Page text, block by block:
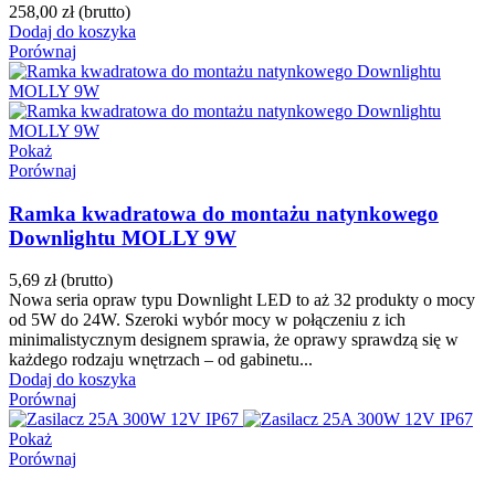
258,00 zł (brutto)
Dodaj do koszyka
Porównaj
Pokaż
Porównaj
Ramka kwadratowa do montażu natynkowego
Downlightu MOLLY 9W
5,69 zł (brutto)
Nowa seria opraw typu Downlight LED to aż 32 produkty o mocy
od 5W do 24W. Szeroki wybór mocy w połączeniu z ich
minimalistycznym designem sprawia, że oprawy sprawdzą się w
każdego rodzaju wnętrzach – od gabinetu...
Dodaj do koszyka
Porównaj
Pokaż
Porównaj